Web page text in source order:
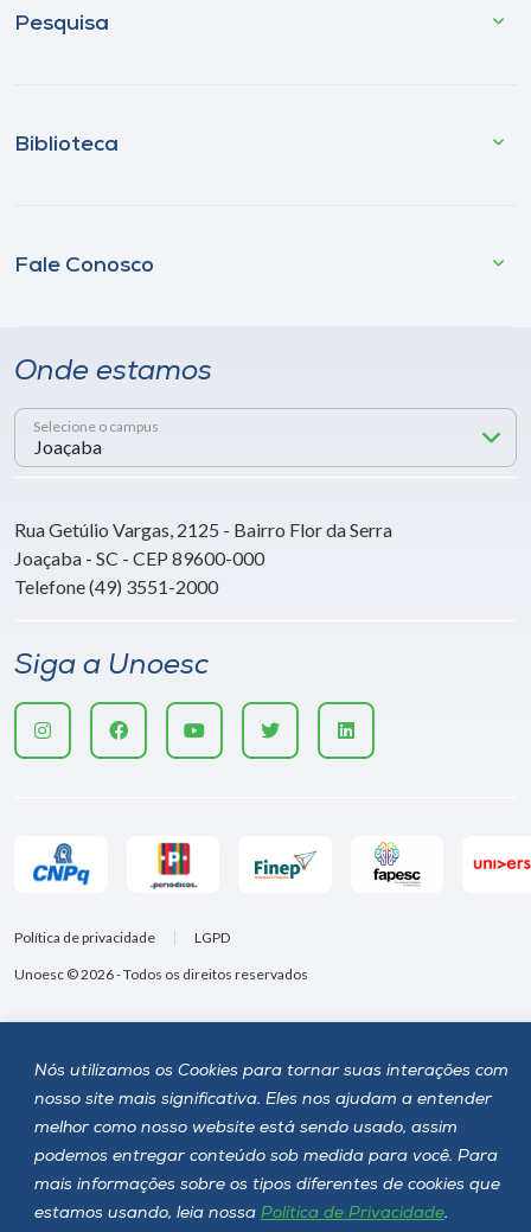
Nós utilizamos os Cookies para tornar suas interações com
nosso site mais significativa. Eles nos ajudam a entender
melhor como nosso website está sendo usado, assim
podemos entregar conteúdo sob medida para você. Para
mais informações sobre os tipos diferentes de cookies que
estamos usando, leia nossa Política de Privacidade.
Pesquisa
Biblioteca
Fale Conosco
Onde estamos
Selecione o campus
Rua Getúlio Vargas, 2125 - Bairro Flor da Serra
Joaçaba - SC - CEP 89600-000
Telefone (49) 3551-2000
Siga a Unoesc
Unoesc © 2026 - Todos os direitos reservados
Política de privacidade LGPD